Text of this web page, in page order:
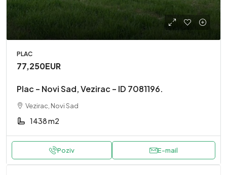
PLAC
77,250EUR
Plac – Novi Sad, Vezirac – ID 7081196.
Vezirac, Novi Sad
1438 m2
Poziv E-mail